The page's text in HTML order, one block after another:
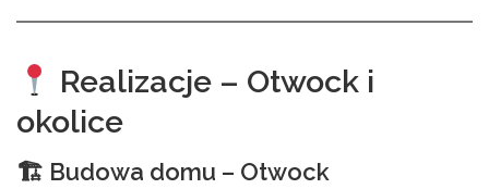
Realizacje – Otwock i
okolice
🏗 Budowa domu – Otwock